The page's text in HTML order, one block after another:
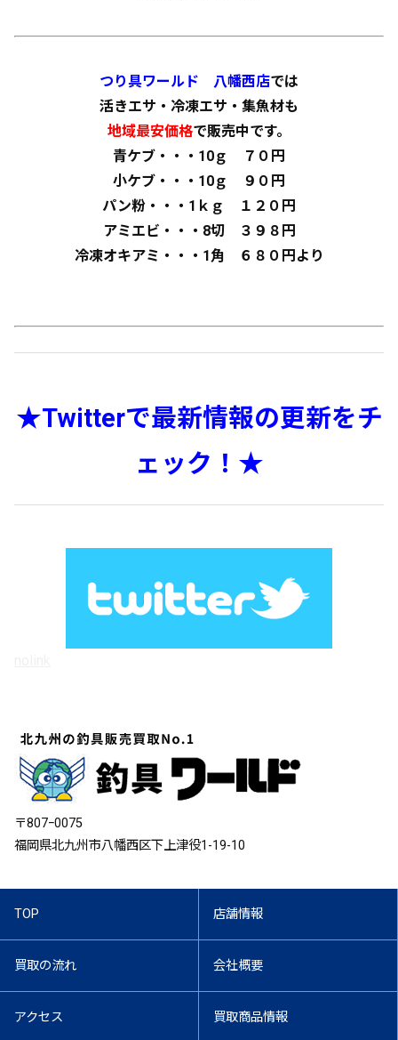
つり具ワールド 八幡西店では
活きエサ・冷凍エサ・集魚材も
地域最安価格で販売中です。
青ケブ・・・10ｇ ７０円
小ケブ・・・10ｇ ９０円
パン粉・・・1ｋｇ １２０円
アミエビ・・・8切 ３９８円
冷凍オキアミ・・・1角 ６８０円より
★Twitterで最新情報の更新をチ
ェック！★
〒807ｰ0075
福岡県北九州市八幡西区下上津役1-19-10
TOP 店舗情報
買取の流れ 会社概要
アクセス 買取商品情報